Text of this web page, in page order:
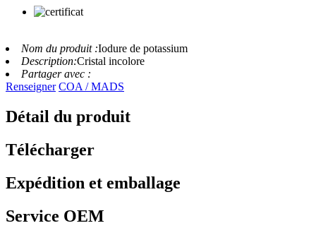
Nom du produit :Iodure de potassium
Description:Cristal incolore
Partager avec :
Renseigner COA / MADS
Détail du produit
Télécharger
Expédition et emballage
Service OEM